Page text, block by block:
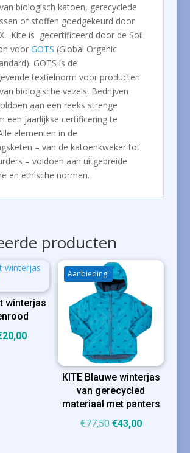
biologisch katoen, gerecyclede
of stoffen goedgekeurd door
Kite is gecertificeerd door de Soil
voor GOTS (Global Organic
GOTS is de
textielnorm voor producten
biologische vezels. Bedrijven
aan een reeks strenge
een ​​jaarlijkse certificering te
elementen in de
– van de katoenkweker tot
– voldoen aan uitgebreide
en ethische normen.
producten
winterjas
20,00Huidige
Aanbieding!
KITE Blauwe winterjas
van gerecycled
materiaal met panters
€77,50 Oorspronkelijke
€43,00Huidige